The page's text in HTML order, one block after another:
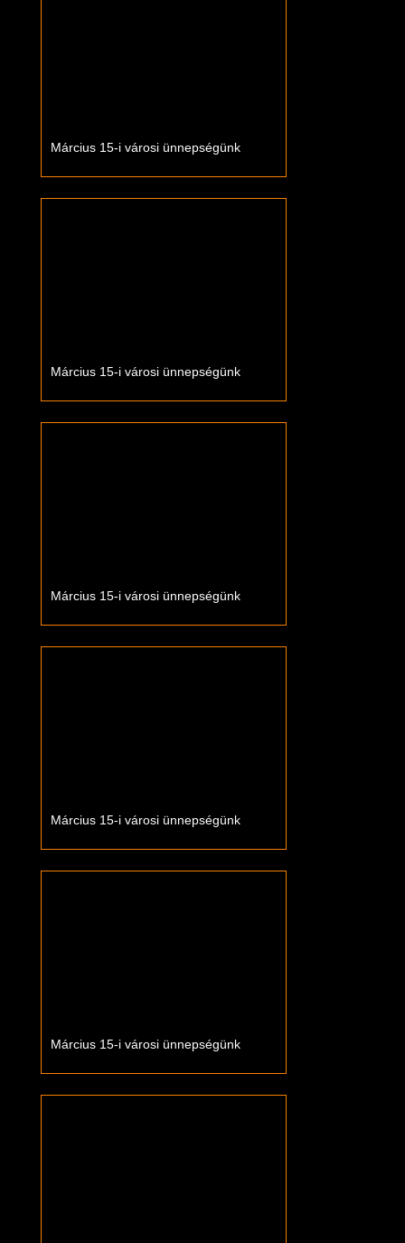
Március 15-i városi ünnepségünk
Március 15-i városi ünnepségünk
Március 15-i városi ünnepségünk
Március 15-i városi ünnepségünk
Március 15-i városi ünnepségünk